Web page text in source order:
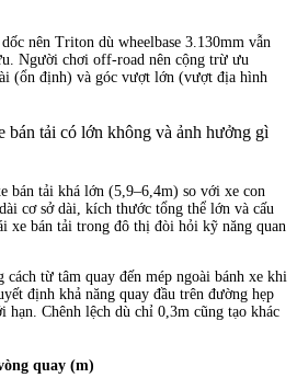
nên Triton dù wheelbase 3.130mm vẫn
Người chơi off-road nên cộng trừ ưu
(ổn định) và góc vượt lớn (vượt địa hình
bán tải có lớn không và ảnh hưởng gì
bán tải khá lớn (5,9–6,4m) so với xe con
cơ sở dài, kích thước tổng thể lớn và cấu
xe bán tải trong đô thị đòi hỏi kỹ năng quan
cách từ tâm quay đến mép ngoài bánh xe khi
định khả năng quay đầu trên đường hẹp
hạn. Chênh lệch dù chỉ 0,3m cũng tạo khác
quay (m)